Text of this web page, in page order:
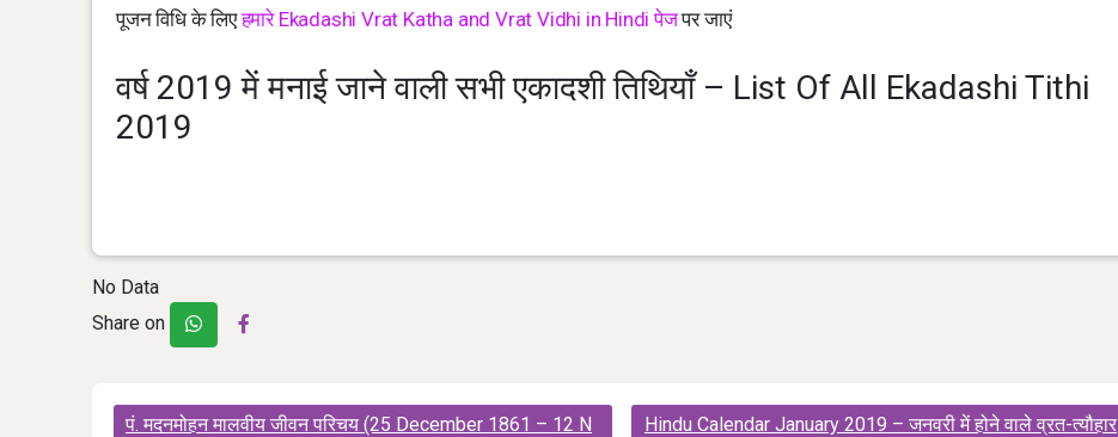
पूजन विधि के लिएहमारे Ekadashi Vrat Katha and Vrat Vidhi in Hindi पेजपर जाएं
वर्ष 2019 में मनाई जाने वाली सभी एकादशी तिथियाँ – List Of All Ekadashi Tithi
2019
No Data
Share on
Post
पं. मदनमोहन मालवीय जीवन परिचय (25 December 1861 – 12 N
Hindu Calendar January 2019 – जनवरी में होने वाले व्रत-त्यौहार